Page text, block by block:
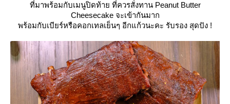
ที่มาพร้อมกับเมนูปิดท้าย ที่ควรสั่งทาน Peanut Butter
Cheesecake จะเข้ากันมาก
พร้อมกับเบียร์หรือคอกเทลเย็นๆ อีกแก้วนะคะ รับรอง สุดปัง !